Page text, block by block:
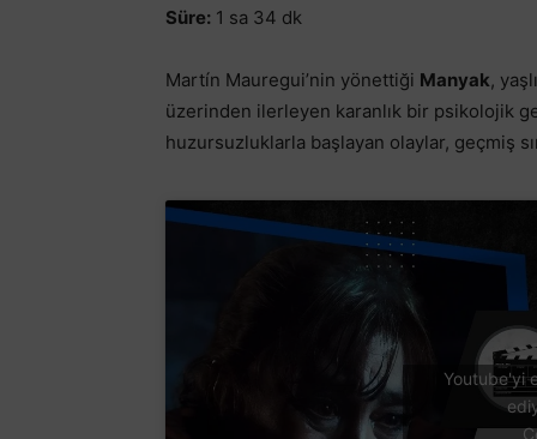
Süre: 1 sa 34 dk
Martín Mauregui’nin yönettiği Manyak,
üzerinden ilerleyen karanlık bir psikolojik
huzursuzluklarla başlayan olaylar, geçmiş
Youtube'yi